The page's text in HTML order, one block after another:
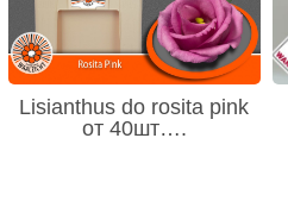
Lisianthus do rosita pink
от 40шт….